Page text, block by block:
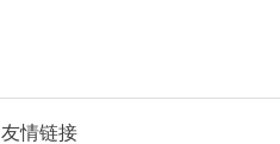
友情链接